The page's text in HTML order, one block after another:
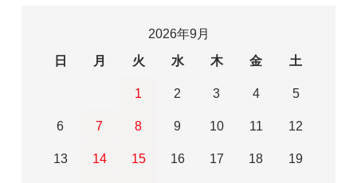
2026年9月
日
月 火 水 木 金 土
1 2 3 4 5
6 7 8 9 10 11 12
13 14 15 16 17 18 19